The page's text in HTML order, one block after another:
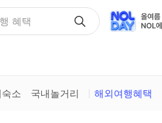
혜택
소 국내놀거리 해외여행혜택